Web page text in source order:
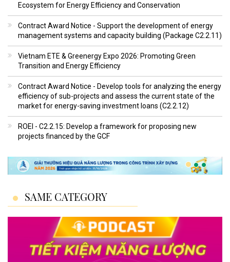
Ecosystem for Energy Efficiency and Conservation
Contract Award Notice - Support the development of energy
management systems and capacity building (Package C2.2.11)
Vietnam ETE & Greenergy Expo 2026: Promoting Green
Transition and Energy Efficiency
Contract Award Notice - Develop tools for analyzing the energy
efficiency of sub-projects and assess the current state of the
market for energy-saving investment loans (C2.2.12)
ROEI - C2.2.15: Develop a framework for proposing new
projects financed by the GCF
SAME CATEGORY